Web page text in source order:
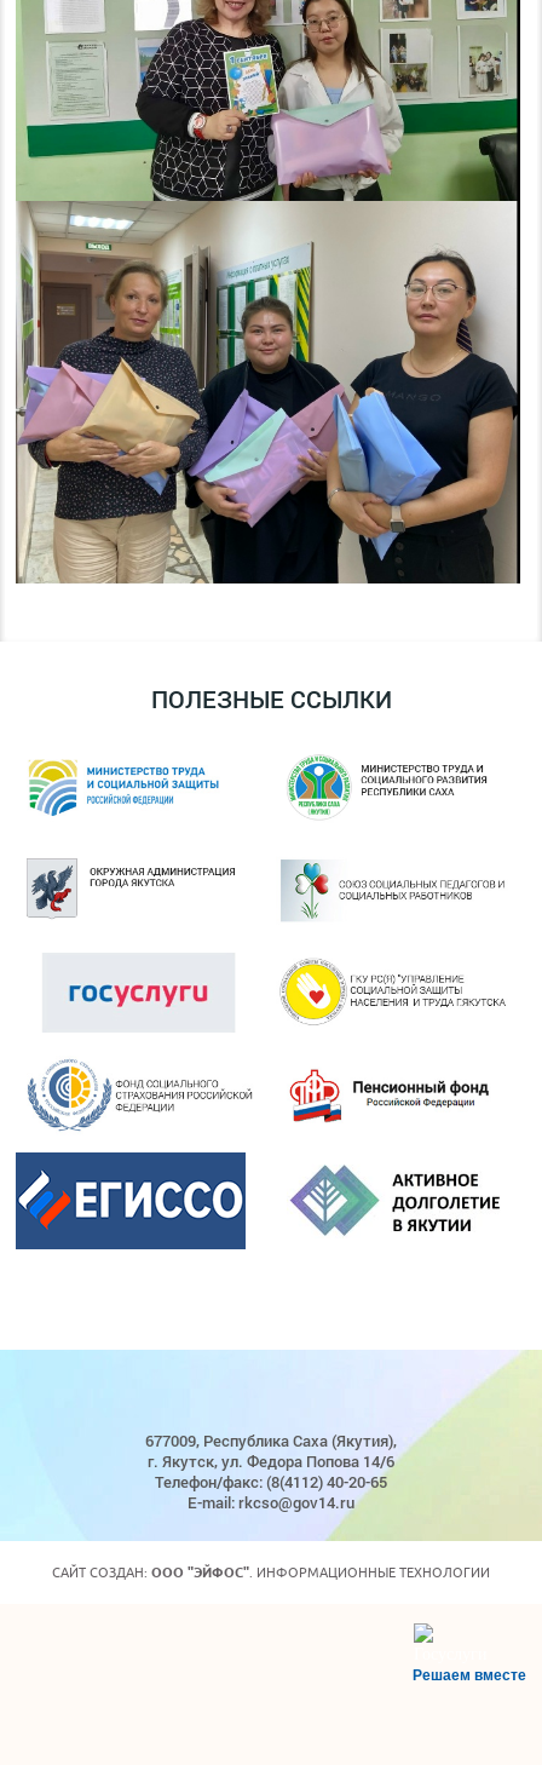
ПОЛЕЗНЫЕ ССЫЛКИ
677009, Республика Саха (Якутия),
г. Якутск, ул. Федора Попова 14/6
Телефон/факс: (8(4112) 40-20-65
E-mail: rkcso@gov14.ru
САЙТ СОЗДАН: ООО "ЭЙФОС" . ИНФОРМАЦИОННЫЕ ТЕХНОЛОГИИ
Решаем вместе